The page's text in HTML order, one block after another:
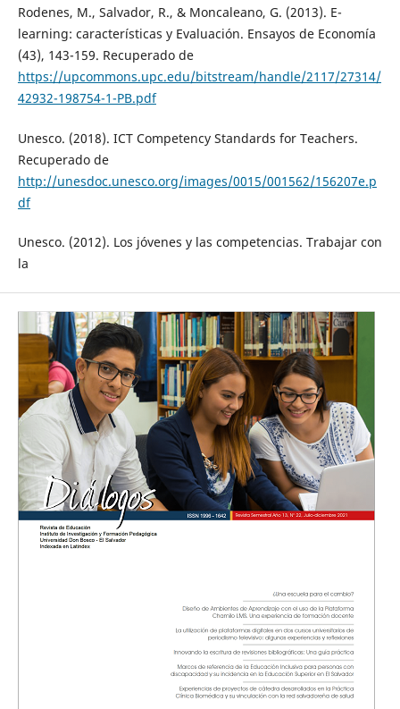
Rodenes, M., Salvador, R., & Moncaleano, G. (2013). E-
learning: características y Evaluación. Ensayos de Economía
(43), 143-159. Recuperado de
https://upcommons.upc.edu/bitstream/handle/2117/27314/
42932-198754-1-PB.pdf
Unesco. (2018). ICT Competency Standards for Teachers.
Recuperado de
http://unesdoc.unesco.org/images/0015/001562/156207e.p
df
Unesco. (2012). Los jóvenes y las competencias. Trabajar con
la